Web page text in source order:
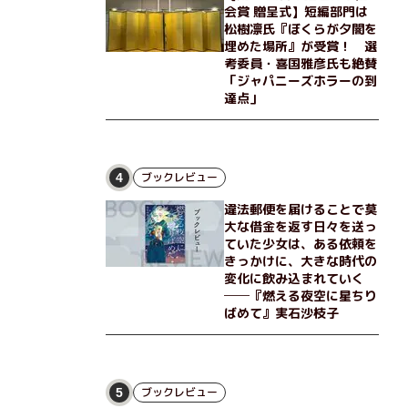
会賞 贈呈式】短編部門は
松樹凛氏『ぼくらが夕闇を
埋めた場所』が受賞！ 選
考委員・喜国雅彦氏も絶賛
「ジャパニーズホラーの到
達点」
4 ブックレビュー
違法郵便を届けることで莫
大な借金を返す日々を送っ
ていた少女は、ある依頼を
きっかけに、大きな時代の
変化に飲み込まれていく
──『燃える夜空に星ちり
ばめて』実石沙枝子
5 ブックレビュー